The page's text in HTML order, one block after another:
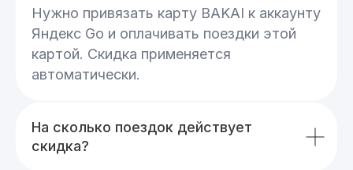
Нужно привязать карту BAKAI к аккаунту
Яндекс Go и оплачивать поездки этой
картой. Скидка применяется
автоматически.
На сколько поездок действует
скидка?